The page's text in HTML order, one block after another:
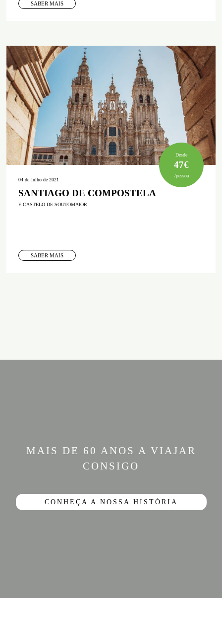
SABER MAIS
Desde
47€
/pessoa
04 de Julho de 2021
SANTIAGO DE COMPOSTELA
E CASTELO DE SOUTOMAIOR
SABER MAIS
MAIS DE 60 ANOS A VIAJAR
CONSIGO
CONHEÇA A NOSSA HISTÓRIA